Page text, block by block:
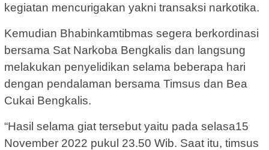
kegiatan mencurigakan yakni transaksi narkotika.
Kemudian Bhabinkamtibmas segera berkordinasi
bersama Sat Narkoba Bengkalis dan langsung
melakukan penyelidikan selama beberapa hari
dengan pendalaman bersama Timsus dan Bea
Cukai Bengkalis.
“Hasil selama giat tersebut yaitu pada selasa15
November 2022 pukul 23.50 Wib. Saat itu, timsus